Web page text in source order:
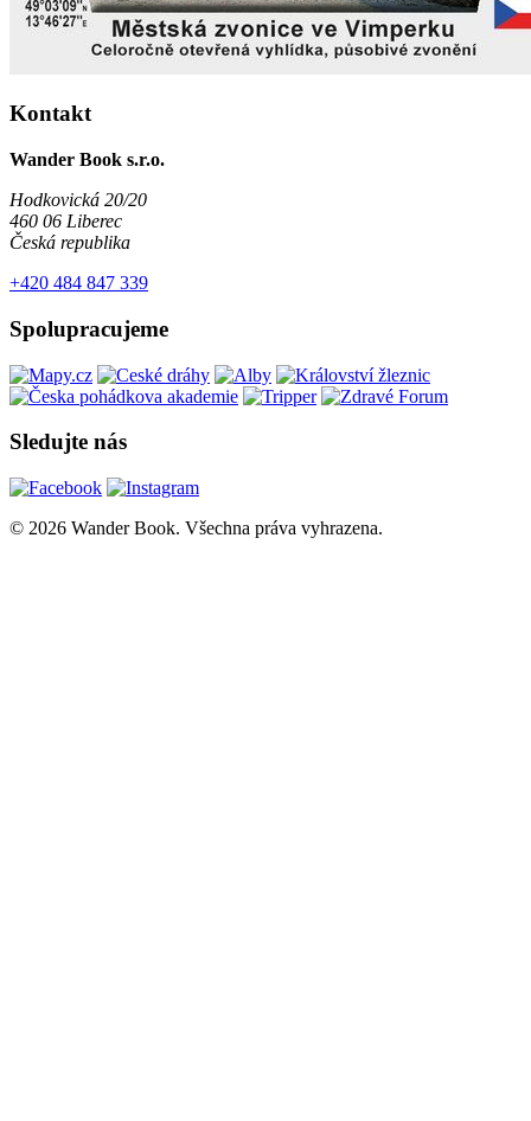
Kontakt
Wander Book s.r.o.
Hodkovická 20/20
460 06 Liberec
Česká republika
+420 484 847 339
Spolupracujeme
Sledujte nás
© 2026 Wander Book. Všechna práva vyhrazena.